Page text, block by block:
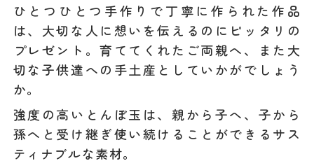
ひとつひとつ手作りで丁寧に作られた作品
は、大切な人に想いを伝えるのにピッタリの
プレゼント。育ててくれたご両親へ、また大
切な子供達への手土産としていかがでしょう
か。
強度の高いとんぼ玉は、親から子へ、子から
孫へと受け継ぎ使い続けることができるサス
ティナブルな素材。